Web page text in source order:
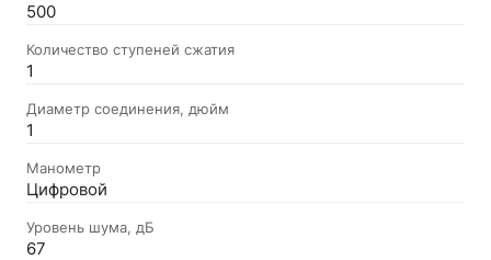
500
Количество ступеней сжатия
1
Диаметр соединения, дюйм
1
Манометр
Цифровой
Уровень шума, дБ
67